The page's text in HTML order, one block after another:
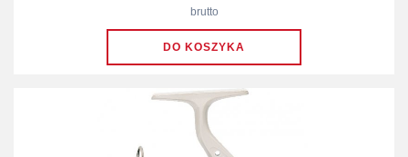
brutto